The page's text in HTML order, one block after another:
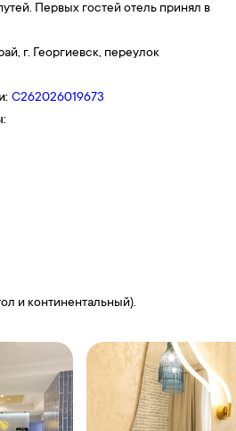
Первых гостей отель принял в
г. Георгиевск, переулок
С262026019673
и континентальный).